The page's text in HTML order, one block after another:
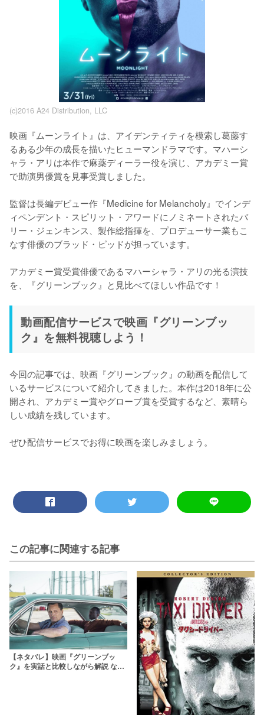
(c)2016 A24 Distribution, LLC
映画『ムーンライト』は、アイデンティティを模索し葛藤す
るある少年の成長を描いたヒューマンドラマです。マハーシ
ャラ・アリは本作で麻薬ディーラー役を演じ、アカデミー賞
で助演男優賞を見事受賞しました。
監督は長編デビュー作『Medicine for Melancholy』でインデ
ィペンデント・スピリット・アワードにノミネートされたバ
リー・ジェンキンス、製作総指揮を、プロデューサー業もこ
なす俳優のブラッド・ピッドが担っています。
アカデミー賞受賞俳優であるマハーシャラ・アリの光る演技
を、『グリーンブック』と見比べてほしい作品です！
動画配信サービスで映画『グリーンブッ
ク』を無料視聴しよう！
今回の記事では、映画『グリーンブック』の動画を配信して
いるサービスについて紹介してきました。本作は2018年に公
開され、アカデミー賞やグローブ賞を受賞するなど、素晴ら
しい成績を残しています。
ぜひ配信サービスでお得に映画を楽しみましょう。
この記事に関連する記事
【ネタバレ】映画『グリーンブッ
ク』を実話と比較しながら解説 なぜ